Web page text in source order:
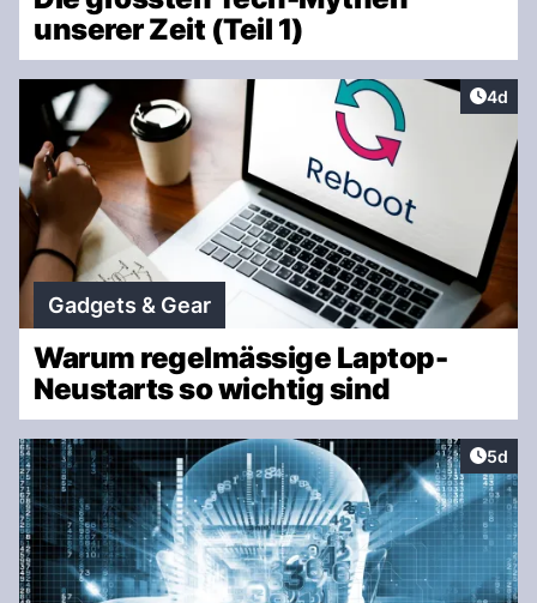
unserer Zeit (Teil 1)
4d
Gadgets & Gear
Warum regelmässige Laptop-
Neustarts so wichtig sind
5d